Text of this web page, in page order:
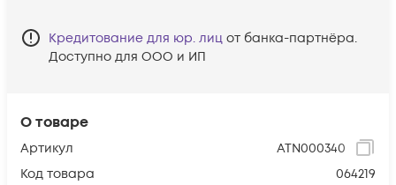
О товаре
Артикул
ATN000340
Код товара
064219
Кредитование для юр. лиц от банка-партнёра.
Доступно для ООО и ИП